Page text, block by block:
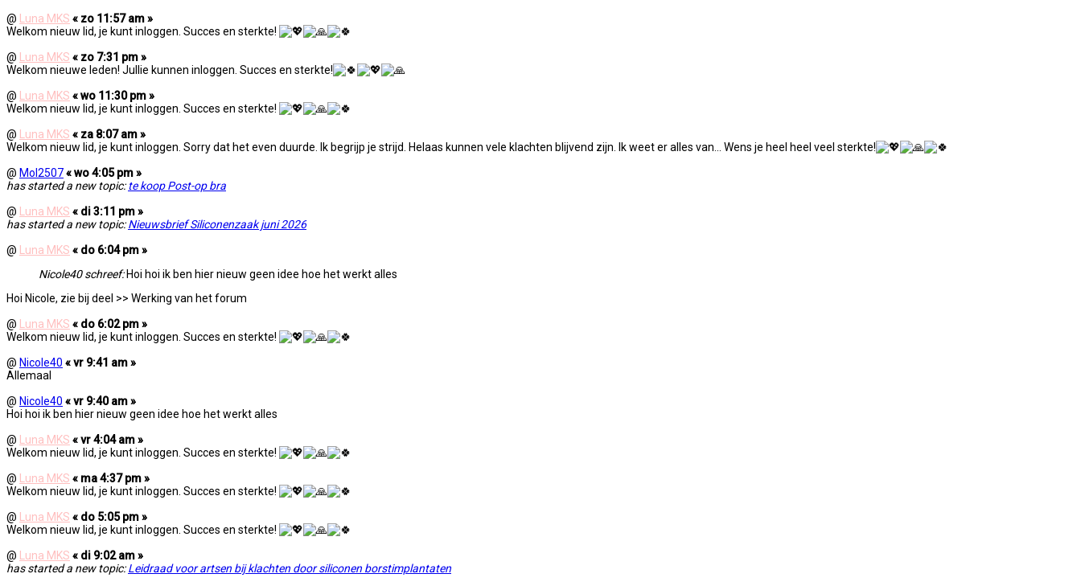
@ Luna MKS « zo 11:57 am »
Welkom nieuw lid, je kunt inloggen. Succes en sterkte!
@ Luna MKS « zo 7:31 pm »
Welkom nieuwe leden! Jullie kunnen inloggen. Succes en sterkte!
@ Luna MKS « wo 11:30 pm »
Welkom nieuw lid, je kunt inloggen. Succes en sterkte!
@ Luna MKS « za 8:07 am »
Welkom nieuw lid, je kunt inloggen. Sorry dat het even duurde. Ik begrijp je strijd. Helaas kunnen vele klachten blijvend zijn. Ik weet er alles van... Wens je heel heel veel sterkte!
@ Mol2507« wo 4:05 pm »
has started a new topic:te koop Post-op bra
@ Luna MKS « di 3:11 pm »
has started a new topic:Nieuwsbrief Siliconenzaak juni 2026
@ Luna MKS « do 6:04 pm »
Nicole40 schreef:Hoi hoi ik ben hier nieuw geen idee hoe het werkt alles
Hoi Nicole, zie bij deel >> Werking van het forum
@ Luna MKS « do 6:02 pm »
Welkom nieuw lid, je kunt inloggen. Succes en sterkte!
@ Nicole40 « vr 9:41 am »
Allemaal
@ Nicole40 « vr 9:40 am »
Hoi hoi ik ben hier nieuw geen idee hoe het werkt alles
@ Luna MKS « vr 4:04 am »
Welkom nieuw lid, je kunt inloggen. Succes en sterkte!
@ Luna MKS « ma 4:37 pm »
Welkom nieuw lid, je kunt inloggen. Succes en sterkte!
@ Luna MKS « do 5:05 pm »
Welkom nieuw lid, je kunt inloggen. Succes en sterkte!
@ Luna MKS « di 9:02 am »
has started a new topic:Leidraad voor artsen bij klachten door siliconen borstimplantaten